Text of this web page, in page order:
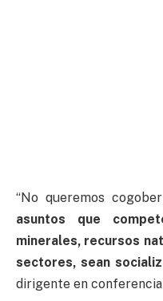
“No queremos
asuntos que
minerales, recursos
sectores, sean
dirigente en conferencia